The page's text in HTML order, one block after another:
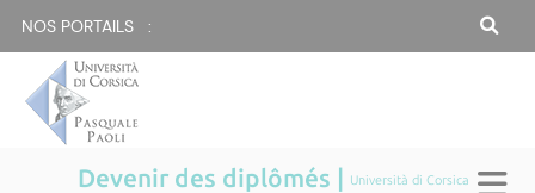
NOS PORTAILS :
Devenir des diplômés | Università di Corsica